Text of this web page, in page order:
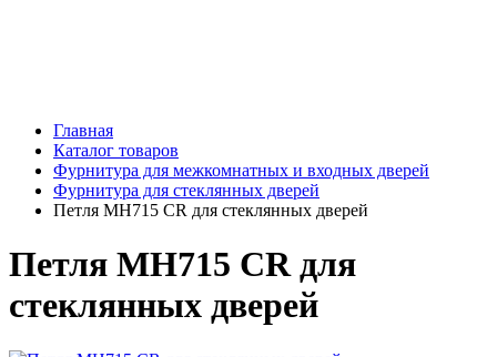
Главная
Каталог товаров
Фурнитура для межкомнатных и входных дверей
Фурнитура для стеклянных дверей
Петля MH715 CR для стеклянных дверей
Петля MH715 CR для
стеклянных дверей